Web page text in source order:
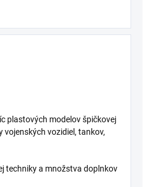
plastových modelov špičkovej
vojenských vozidiel, tankov,
techniky a množstva doplnkov